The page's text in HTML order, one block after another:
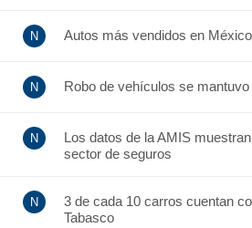
Autos más vendidos en
Robo de vehículos se
Los datos de la AMIS
sector de seguros
3 de cada 10 carros cuentan
Tabasco